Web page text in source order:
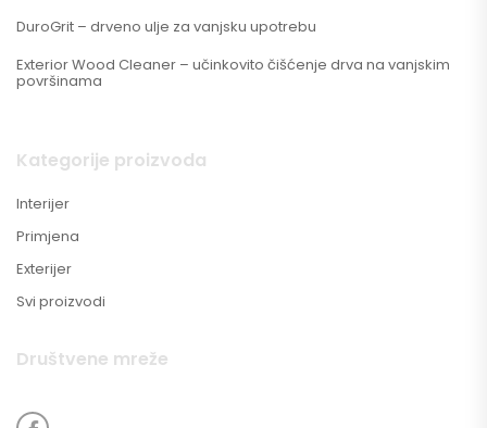
DuroGrit – drveno ulje za vanjsku upotrebu
Exterior Wood Cleaner – učinkovito čišćenje drva na vanjskim
površinama
Kategorije proizvoda
Interijer
Primjena
Exterijer
Svi proizvodi
Društvene mreže